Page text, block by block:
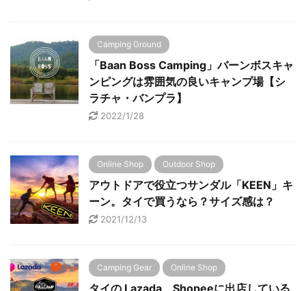
Camping Ground
「Baan Boss Camping」バーンボスキャ
ンピングは雰囲気の良いキャンプ場【シ
ラチャ・バンプラ】
2022/1/28
Online Shop Outdoor Shop
アウトドアで役立つサンダル「KEEN」キ
ーン。タイで買うなら？サイズ感は？
2021/12/13
Camping Gear Online Shop